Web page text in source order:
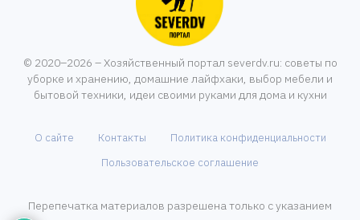
© 2020–2026 – Хозяйственный портал severdv.ru: советы по
уборке и хранению, домашние лайфхаки, выбор мебели и
бытовой техники, идеи своими руками для дома и кухни
О сайте Контакты
Политика конфиденциальности
Пользовательское соглашение
Перепечатка материалов разрешена только с указанием